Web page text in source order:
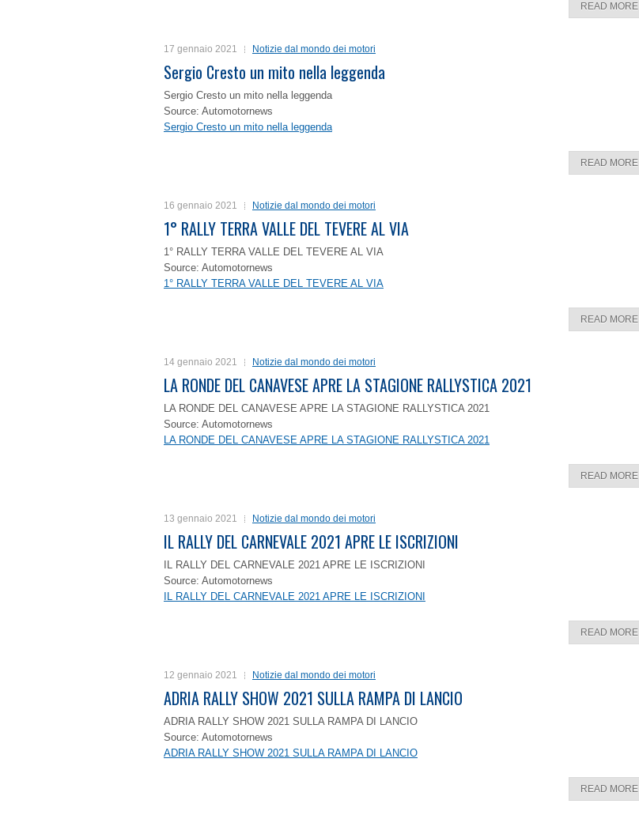
READ MORE
17 gennaio 2021 Notizie dal mondo dei motori
Sergio Cresto un mito nella leggenda
Sergio Cresto un mito nella leggenda
Source: Automotornews
Sergio Cresto un mito nella leggenda
READ MORE
16 gennaio 2021 Notizie dal mondo dei motori
1° RALLY TERRA VALLE DEL TEVERE AL VIA
1° RALLY TERRA VALLE DEL TEVERE AL VIA
Source: Automotornews
1° RALLY TERRA VALLE DEL TEVERE AL VIA
READ MORE
14 gennaio 2021 Notizie dal mondo dei motori
LA RONDE DEL CANAVESE APRE LA STAGIONE RALLYSTICA 2021
LA RONDE DEL CANAVESE APRE LA STAGIONE RALLYSTICA 2021
Source: Automotornews
LA RONDE DEL CANAVESE APRE LA STAGIONE RALLYSTICA 2021
READ MORE
13 gennaio 2021 Notizie dal mondo dei motori
IL RALLY DEL CARNEVALE 2021 APRE LE ISCRIZIONI
IL RALLY DEL CARNEVALE 2021 APRE LE ISCRIZIONI
Source: Automotornews
IL RALLY DEL CARNEVALE 2021 APRE LE ISCRIZIONI
READ MORE
12 gennaio 2021 Notizie dal mondo dei motori
ADRIA RALLY SHOW 2021 SULLA RAMPA DI LANCIO
ADRIA RALLY SHOW 2021 SULLA RAMPA DI LANCIO
Source: Automotornews
ADRIA RALLY SHOW 2021 SULLA RAMPA DI LANCIO
READ MORE